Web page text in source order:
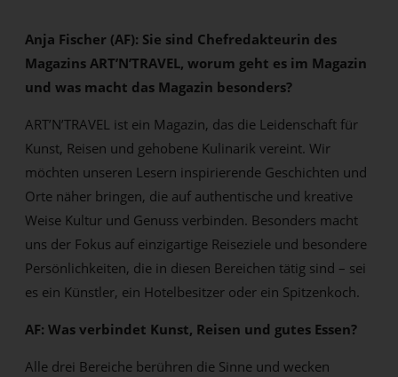
Anja Fischer (AF): Sie sind Chefredakteurin des
Magazins ART’N’TRAVEL, worum geht es im Magazin
und was macht das Magazin besonders?
ART’N’TRAVEL ist ein Magazin, das die Leidenschaft für
Kunst, Reisen und gehobene Kulinarik vereint. Wir
möchten unseren Lesern inspirierende Geschichten und
Orte näher bringen, die auf authentische und kreative
Weise Kultur und Genuss verbinden. Besonders macht
uns der Fokus auf einzigartige Reiseziele und besondere
Persönlichkeiten, die in diesen Bereichen tätig sind – sei
es ein Künstler, ein Hotelbesitzer oder ein Spitzenkoch.
AF: Was verbindet Kunst, Reisen und gutes Essen?
Alle drei Bereiche berühren die Sinne und wecken